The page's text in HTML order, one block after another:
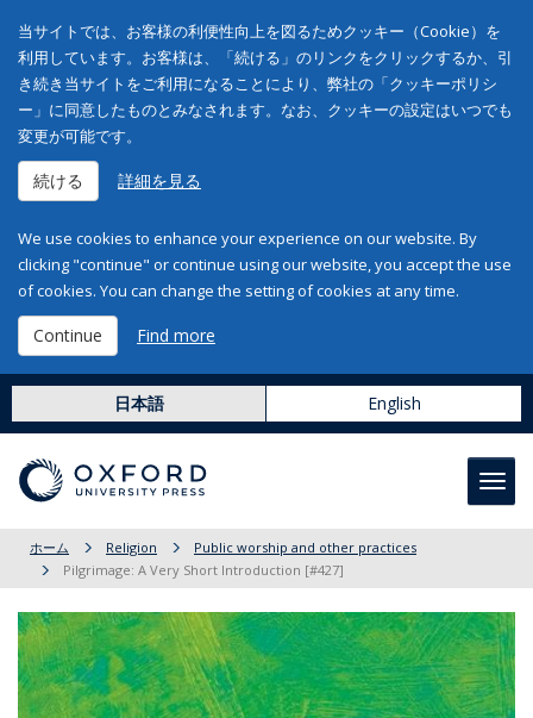
当サイトでは、お客様の利便性向上を図るためクッキー（Cookie）を
利用しています。お客様は、「続ける」のリンクをクリックするか、引
き続き当サイトをご利用になることにより、弊社の「クッキーポリシ
ー」に同意したものとみなされます。なお、クッキーの設定はいつでも
変更が可能です。
続ける 詳細を見る
We use cookies to enhance your experience on our website. By
clicking "continue" or continue using our website, you accept the use
of cookies. You can change the setting of cookies at any time.
Continue Find more
日本語 English
ホーム Religion
Public worship and other practices
Pilgrimage: A Very Short Introduction [#427]